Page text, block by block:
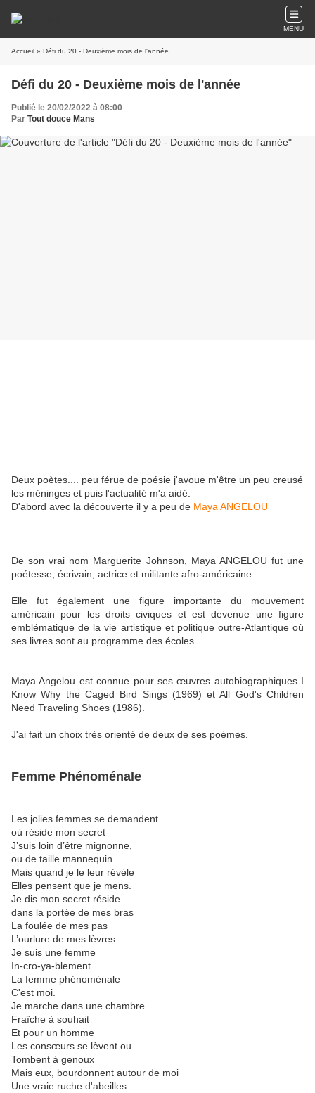
MENU
Accueil » Défi du 20 - Deuxième mois de l'année
Défi du 20 - Deuxième mois de l'année
Publié le 20/02/2022 à 08:00
Par Tout douce Mans
Deux poètes.... peu férue de poésie j'avoue m'être un peu creusé
les méninges et puis l'actualité m'a aidé.
D'abord avec la découverte il y a peu de Maya ANGELOU
De son vrai nom Marguerite Johnson, Maya ANGELOU fut une
poétesse, écrivain, actrice et militante afro-américaine.
Elle fut également une figure importante du mouvement
américain pour les droits civiques et est devenue une figure
emblématique de la vie artistique et politique outre-Atlantique où
ses livres sont au programme des écoles.
Maya Angelou est connue pour ses œuvres autobiographiques I
Know Why the Caged Bird Sings (1969) et All God's Children
Need Traveling Shoes (1986).
J'ai fait un choix très orienté de deux de ses poèmes.
Femme Phénoménale
Les jolies femmes se demandent
où réside mon secret
J’suis loin d’être mignonne,
ou de taille mannequin
Mais quand je le leur révèle
Elles pensent que je mens.
Je dis mon secret réside
dans la portée de mes bras
La foulée de mes pas
L’ourlure de mes lèvres.
Je suis une femme
In-cro-ya-blement.
La femme phénoménale
C'est moi.
Je marche dans une chambre
Fraîche à souhait
Et pour un homme
Les consœurs se lèvent ou
Tombent à genoux
Mais eux, bourdonnent autour de moi
Une vraie ruche d'abeilles.